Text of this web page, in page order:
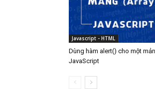
Javascript - HTML
Dùng hàm alert() cho một
JavaScript